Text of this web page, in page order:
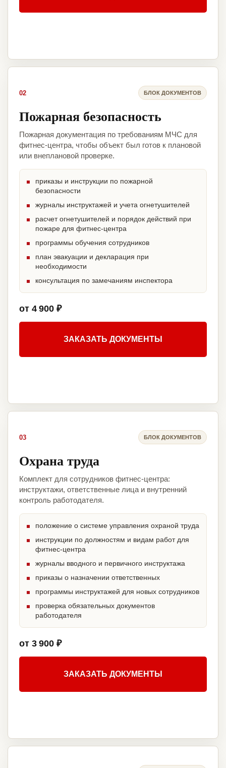
02 БЛОК ДОКУМЕНТОВ
Пожарная безопасность
Пожарная документация по требованиям МЧС для
фитнес-центра, чтобы объект был готов к плановой
или внеплановой проверке.
приказы и инструкции по пожарной
безопасности
журналы инструктажей и учета огнетушителей
расчет огнетушителей и порядок действий при
пожаре для фитнес-центра
программы обучения сотрудников
план эвакуации и декларация при
необходимости
консультация по замечаниям инспектора
от 4 900 ₽
ЗАКАЗАТЬ ДОКУМЕНТЫ
03 БЛОК ДОКУМЕНТОВ
Охрана труда
Комплект для сотрудников фитнес-центра:
инструктажи, ответственные лица и внутренний
контроль работодателя.
положение о системе управления охраной труда
инструкции по должностям и видам работ для
фитнес-центра
журналы вводного и первичного инструктажа
приказы о назначении ответственных
программы инструктажей для новых сотрудников
проверка обязательных документов
работодателя
от 3 900 ₽
ЗАКАЗАТЬ ДОКУМЕНТЫ